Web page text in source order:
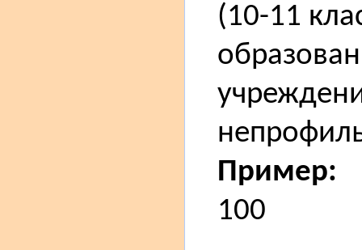
(10-11
Пример:
100